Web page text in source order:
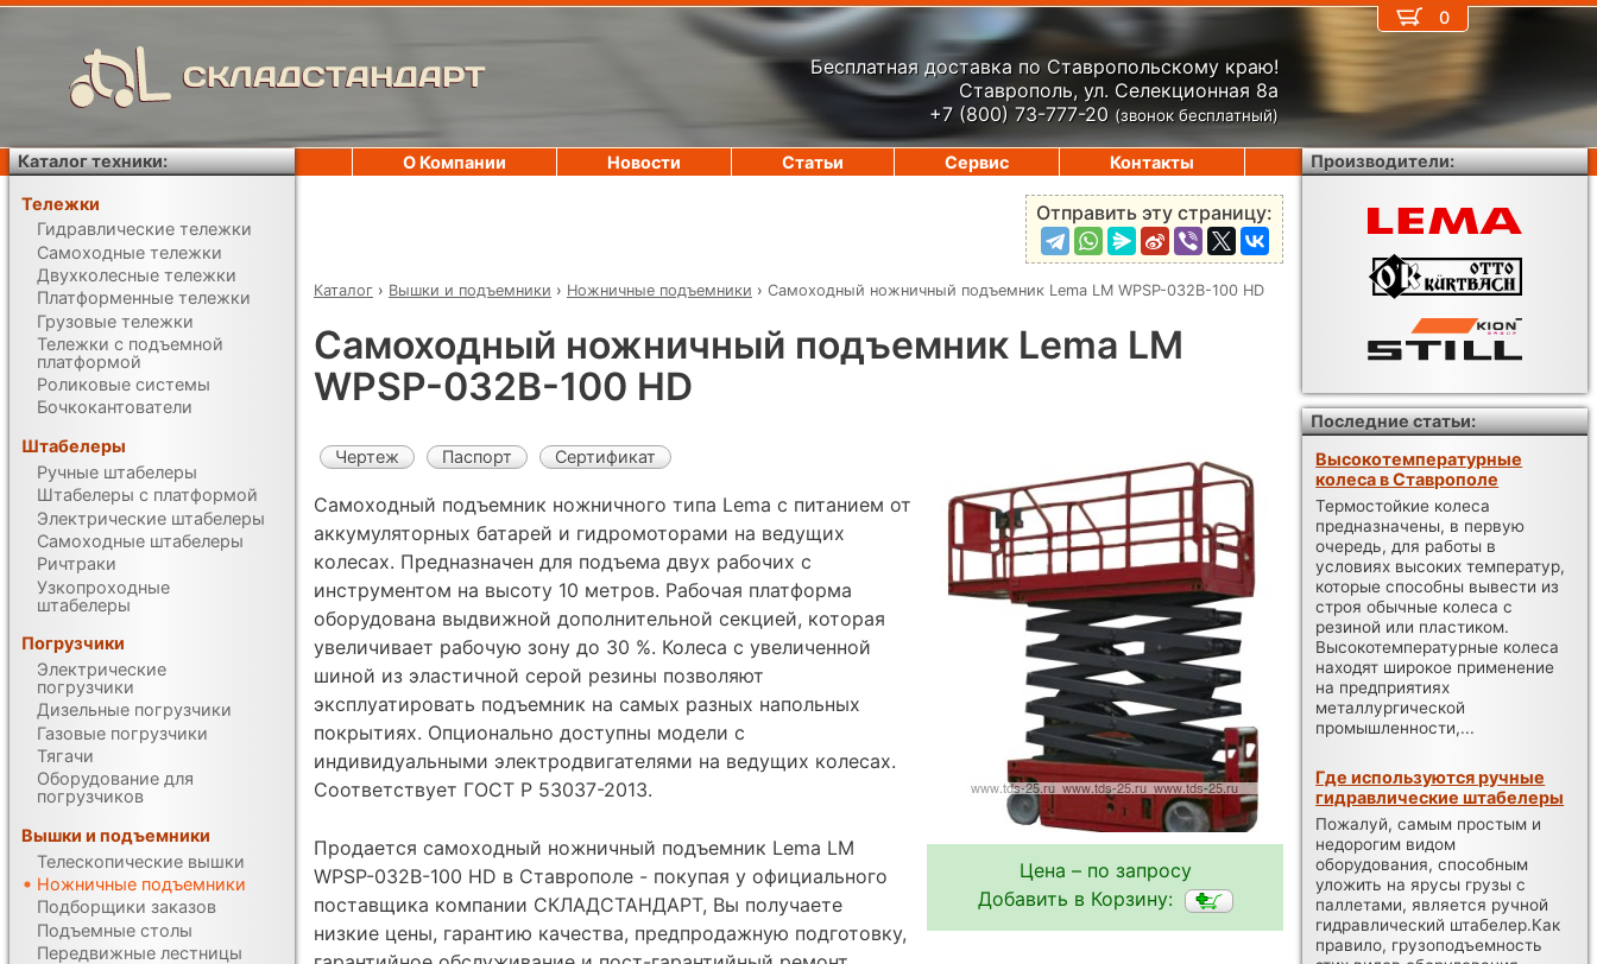
СКЛАДСТАНДАРТ
Бесплатная доставка по Ставропольскому краю!
Ставрополь, ул. Селекционная 8а
+7 (800) 73-777-20 (звонок бесплатный)
Отправить эту страницу:
Каталог › Вышки и подъемники › Ножничные подъемники › Самоходный ножничный подъемник Lema LM WPSP-032B-100 HD
Самоходный ножничный подъемник Lema LM
WPSP-032B-100 HD
Цена – по запросу
Добавить в Корзину:
Чертеж Паспорт Сертификат
Самоходный подъемник ножничного типа Lema с питанием от
аккумуляторных батарей и гидромоторами на ведущих
колесах. Предназначен для подъема двух рабочих с
инструментом на высоту 10 метров. Рабочая платформа
оборудована выдвижной дополнительной секцией, которая
увеличивает рабочую зону до 30 %. Колеса с увеличенной
шиной из эластичной серой резины позволяют
эксплуатировать подъемник на самых разных напольных
покрытиях. Опционально доступны модели с
индивидуальными электродвигателями на ведущих колесах.
Соответствует ГОСТ Р 53037-2013.
Продается самоходный ножничный подъемник Lema LM
WPSP-032B-100 HD в Ставрополе - покупая у официального
поставщика компании СКЛАДСТАНДАРТ, Вы получаете
низкие цены, гарантию качества, предпродажную подготовку,
0
О Компании Новости Статьи Сервис Контакты
Каталог техники:
Тележки
Гидравлические тележки
Самоходные тележки
Двухколесные тележки
Платформенные тележки
Грузовые тележки
Тележки с подъемной
платформой
Роликовые системы
Бочкокантователи
Штабелеры
Ручные штабелеры
Штабелеры с платформой
Электрические штабелеры
Самоходные штабелеры
Ричтраки
Узкопроходные
штабелеры
Погрузчики
Электрические
погрузчики
Дизельные погрузчики
Газовые погрузчики
Тягачи
Оборудование для
погрузчиков
Вышки и подъемники
Телескопические вышки
Ножничные подъемники
Подборщики заказов
Подъемные столы
Передвижные лестницы
Производители:
Последние статьи:
Высокотемпературные
колеса в Ставрополе
Термостойкие колеса
предназначены, в первую
очередь, для работы в
условиях высоких температур,
которые способны вывести из
строя обычные колеса с
резиной или пластиком.
Высокотемпературные колеса
находят широкое применение
на предприятиях
металлургической
промышленности,...
Где используются ручные
гидравлические штабелеры
Пожалуй, самым простым и
недорогим видом
оборудования, способным
уложить на ярусы грузы с
паллетами, является ручной
гидравлический штабелер.Как
правило, грузоподъемность